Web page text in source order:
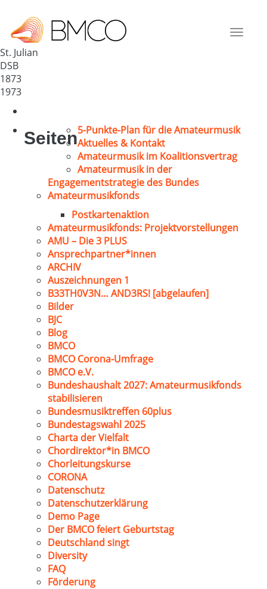
Toggle
Deutschland
66887
St. Julian
DSB
1873
1973
Seiten5-Punkte-Plan für die Amateurmusik
Aktuelles & Kontakt
Amateurmusik im Koalitionsvertrag
Amateurmusik in der
Engagementstrategie des Bundes
Amateurmusikfonds
Postkartenaktion
Amateurmusikfonds: Projektvorstellungen
AMU – Die 3 PLUS
Ansprechpartner*innen
ARCHIV
Auszeichnungen 1
B33TH0V3N… AND3RS! [abgelaufen]
Bilder
BJC
Blog
BMCO
BMCO Corona-Umfrage
BMCO e.V.
Bundeshaushalt 2027: Amateurmusikfonds
stabilisieren
Bundesmusiktreffen 60plus
Bundestagswahl 2025
Charta der Vielfalt
Chordirektor*in BMCO
Chorleitungskurse
CORONA
Datenschutz
Datenschutzerklärung
Demo Page
Der BMCO feiert Geburtstag
Deutschland singt
Diversity
FAQ
Förderung